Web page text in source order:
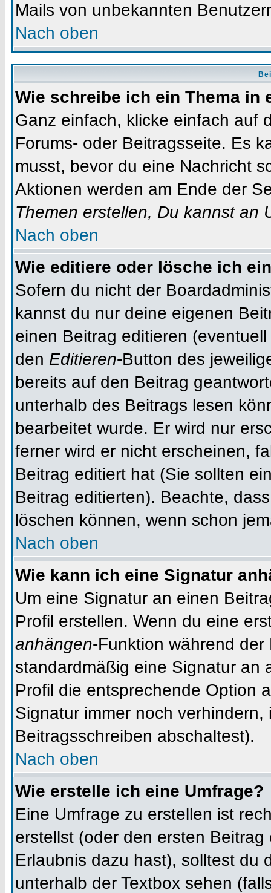
Mails von unbekannten
Nach oben
Wie schreibe ich ein Thema in
Ganz einfach, klicke einfach auf
Forums- oder Beitragsseite. Es
musst, bevor du eine Nachricht
Aktionen werden am Ende der
Themen erstellen, Du kannst an
Nach oben
Wie editiere oder lösche ich
Sofern du nicht der
kannst du nur deine eigenen
einen Beitrag editieren
den Editieren-Button des
bereits auf den Beitrag
unterhalb des Beitrags lesen
bearbeitet wurde. Er wird nur
ferner wird er nicht erscheinen,
Beitrag editiert hat (Sie sollten
Beitrag editierten). Beachte,
löschen können, wenn schon
Nach oben
Wie kann ich eine Signatur
Um eine Signatur an einen
Profil erstellen. Wenn du eine
anhängen-Funktion während
standardmäßig eine Signatur an
Profil die entsprechende Option
Signatur immer noch
Beitragsschreiben abschaltest).
Nach oben
Wie erstelle ich eine Umfrage?
Eine Umfrage zu erstellen ist
erstellst (oder den ersten
Erlaubnis dazu hast), solltest du
unterhalb der Textbox sehen